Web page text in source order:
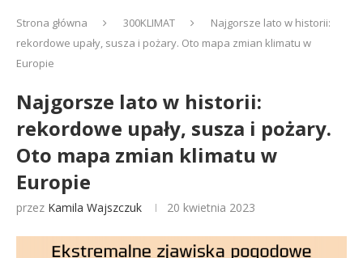
Strona główna 300KLIMAT
Najgorsze lato w historii:
rekordowe upały, susza i pożary. Oto mapa zmian klimatu w
Europie
Najgorsze lato w historii:
rekordowe upały, susza i pożary.
Oto mapa zmian klimatu w
Europie
przez Kamila Wajszczuk 20 kwietnia 2023